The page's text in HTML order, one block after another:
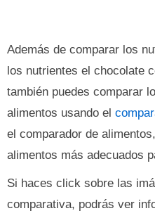
Además de comparar los
los nutrientes el chocolate
también puedes comparar
alimentos usando el
el comparador de
alimentos más adecuados
Si haces click sobre las
comparativa, podrás ver